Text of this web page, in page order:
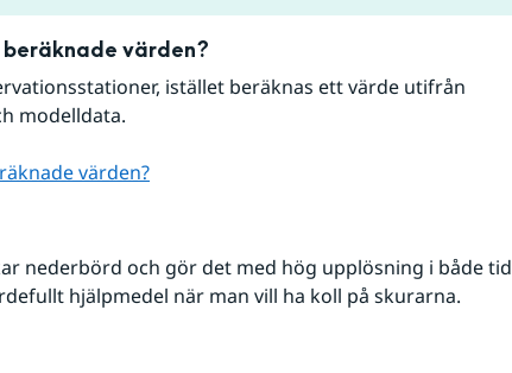
värden?
istället beräknas ett värde utifrån
modelldata.
värden?
nederbörd och gör det med hög upplösning i både tid
hjälpmedel när man vill ha koll på skurarna.